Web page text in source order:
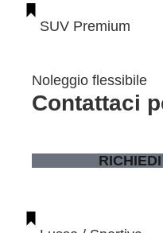
SUV Premium
Noleggio flessibile
Contattaci